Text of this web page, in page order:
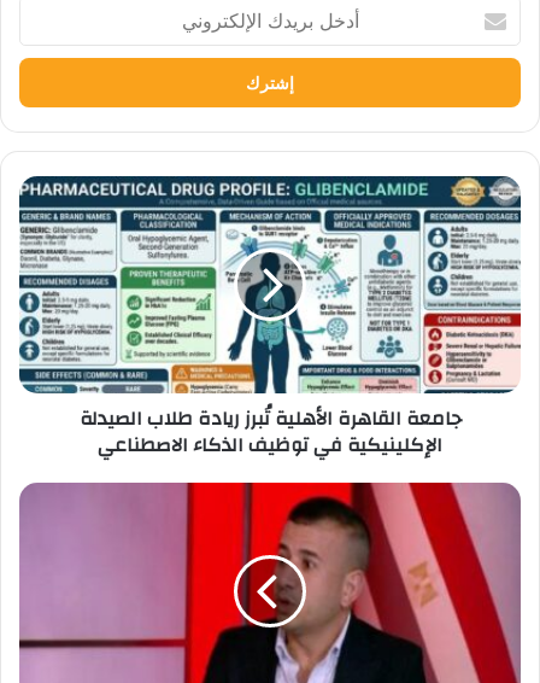
بريدك
الإلكتروني
جامعة
القاهرة
الأهلية
تُبرز
ريادة
طلاب
الصيدلة
الإكلينيكية
في
جامعة القاهرة الأهلية تُبرز ريادة طلاب الصيدلة
الإكلينيكية في توظيف الذكاء الاصطناعي
الكاتب
ضيف
العلوم
الإنسانية
أساسية